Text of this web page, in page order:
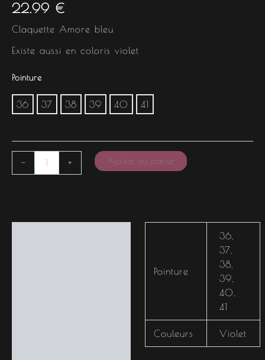
22.99 €
Claquette Amore bleu
Existe aussi en coloris violet
Pointure
36 37 38 39 40 41
- + Ajouter au panier
Pointure
36
37
38
39
40
41
Couleurs Violet